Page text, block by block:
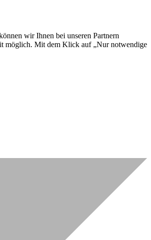
wir Ihnen bei unseren Partnern
möglich. Mit dem Klick auf „Nur notwendige